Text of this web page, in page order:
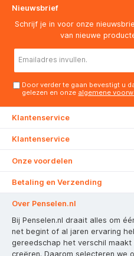
Nieuwsbrief
Schrijf je in voor onze
van nieuwe
Door verder te gaan bevestigt u
gelezen en onze algemene
Klantenservice
Klantenservice
Onze voordelen
Betaling en Verzending
Over Penselen.nl
Bij Penselen.nl draait alles om
net begint of al jaren ervaring
gereedschap het verschil maakt
creëren. Daarom selecteren we